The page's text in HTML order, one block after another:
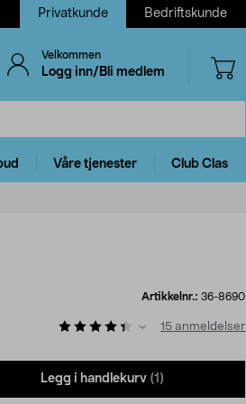
Privatkunde Bedriftskunde
Velkommen
Logg inn/Bli medlem
Våre tjenester Club Clas
Artikkelnr.: 36-8690
15 anmeldelser
Legg i handlekurv (1)